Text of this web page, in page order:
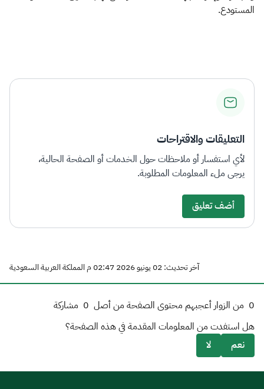
الإقرار الضريبي
التصرفات العقارية
المستودع.​
التعليقات والاقتراحات
لأي استفسار أو ملاحظات حول الخدمات أو الصفحة الحالية،
يرجى ملء المعلومات المطلوبة.
أضف تعليق
آخر تحديث: 02 يونيو 2026 02:47 م المملكة العربية السعودية
0 من الزوار أعجبهم محتوى الصفحة من أصل 0 مشاركة
هل استفدت من المعلومات المقدمة في هذه الصفحة؟
نعم
لا